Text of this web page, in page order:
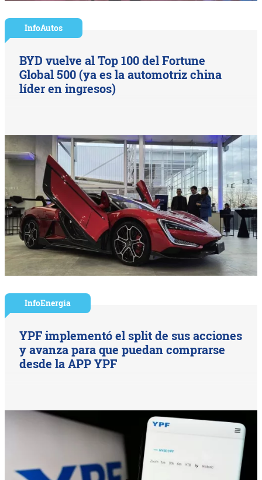
InfoAutos
BYD vuelve al Top 100 del Fortune
Global 500 (ya es la automotriz china
líder en ingresos)
InfoEnergía
YPF implementó el split de sus acciones
y avanza para que puedan comprarse
desde la APP YPF